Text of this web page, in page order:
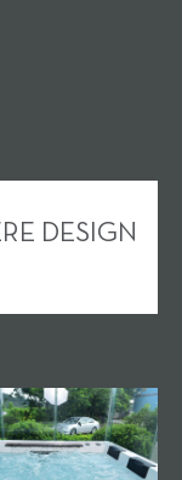
DESIGN